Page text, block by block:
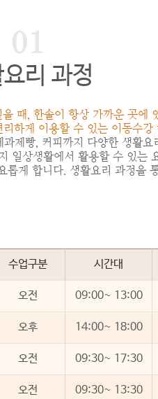
리 과정
때, 한솔이 항상 가까운 곳에
하게 이용할 수 있는 이동수강
제빵, 커피까지 다양한 생활
일상생활에서 활용할 수 있는
게 합니다. 생활요리 과정을
수업구분 시간대
오전 09:00~ 13:00
오후 14:00~ 18:00
오전 09:30~ 17:30
오전 09:30~ 13:30